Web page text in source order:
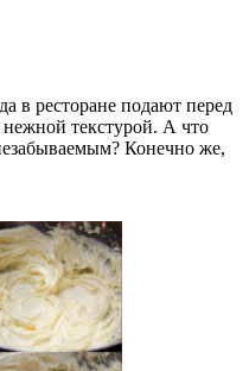
в ресторане подают перед
текстурой. А что
Конечно же,